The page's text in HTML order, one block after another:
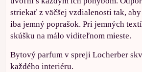
striekať z väčšej vzdialenosti tak,
iba jemný poprašok. Pri jemných
skúšku na málo viditeľnom mieste.
Bytový parfum v spreji Locherber
každého interiéru.